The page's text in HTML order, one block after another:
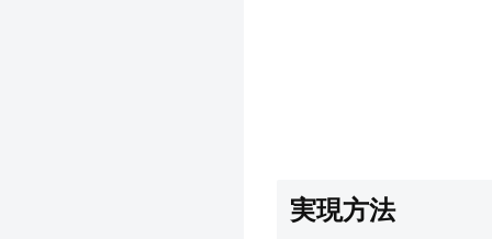
実現方法